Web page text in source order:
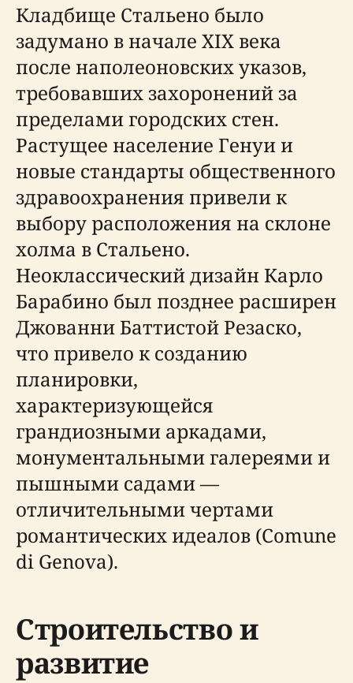
Кладбище Стальено было
задумано в начале XIX века
после наполеоновских указов,
требовавших захоронений за
пределами городских стен.
Растущее население Генуи и
новые стандарты общественного
здравоохранения привели к
выбору расположения на склоне
холма в Стальено.
Неоклассический дизайн Карло
Барабино был позднее расширен
Джованни Баттистой Резаско,
что привело к созданию
планировки,
характеризующейся
грандиозными аркадами,
монументальными галереями и
пышными садами —
отличительными чертами
романтических идеалов (Comune
di Genova).
Строительство и
развитие